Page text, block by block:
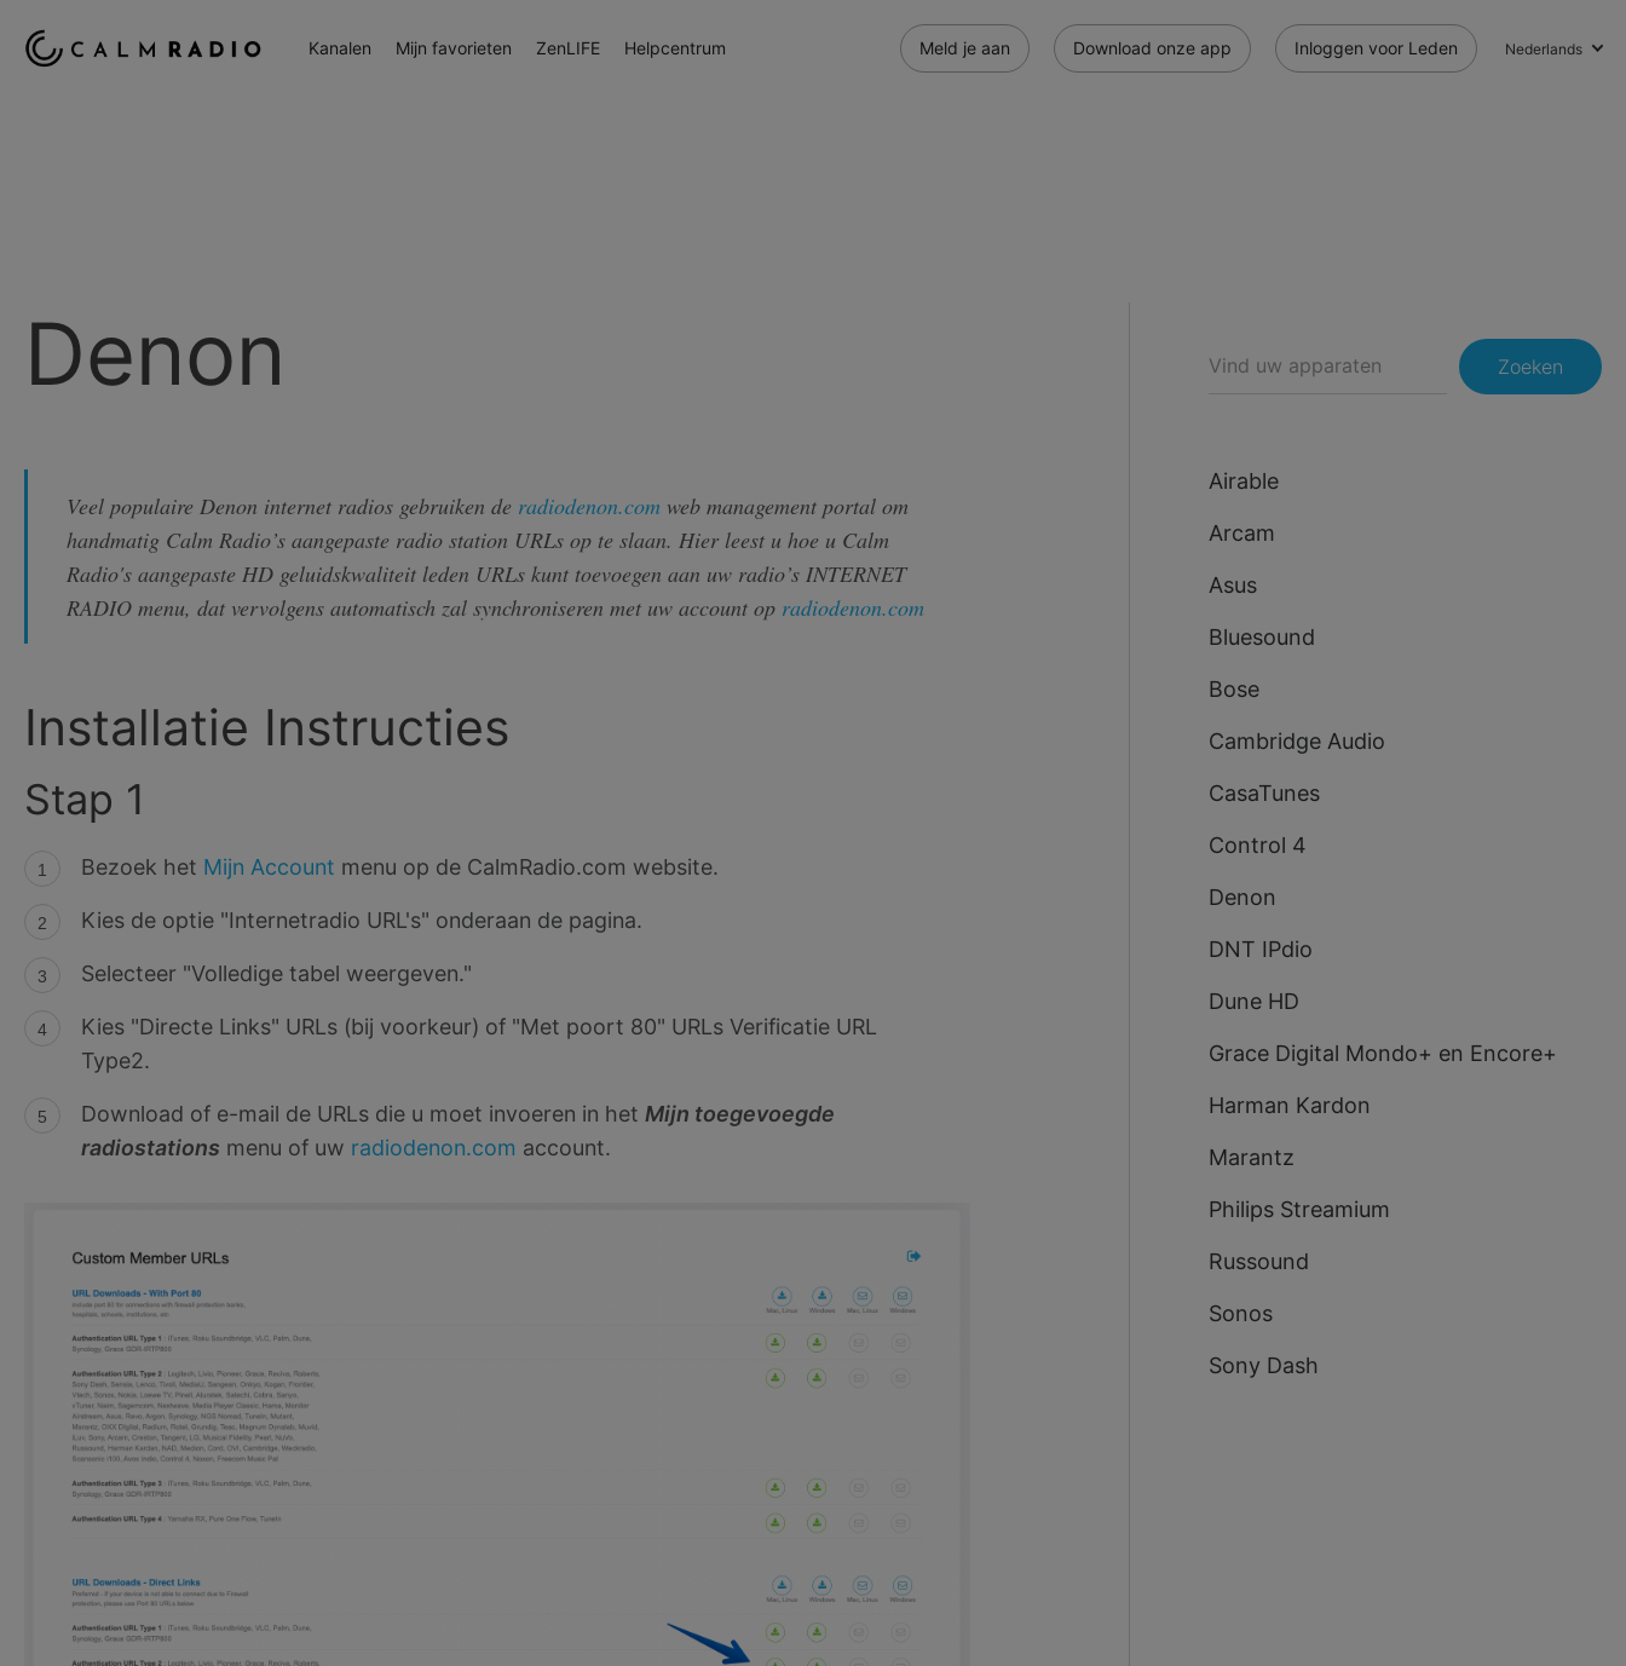
Kanalen Mijn favorieten ZenLIFE Helpcentrum Meld je aan Download onze app Inloggen voor Leden Nederlands
Denon
Veel populaire Denon internet radios gebruiken de radiodenon.com web management portal om
handmatig Calm Radio’s aangepaste radio station URLs op te slaan. Hier leest u hoe u Calm
Radio's aangepaste HD geluidskwaliteit leden URLs kunt toevoegen aan uw radio’s INTERNET
RADIO menu, dat vervolgens automatisch zal synchroniseren met uw account op radiodenon.com
Installatie Instructies
Stap 1
Bezoek het Mijn Account menu op de CalmRadio.com website.
Kies de optie "Internetradio URL's" onderaan de pagina.
Selecteer "Volledige tabel weergeven."
Kies "Directe Links" URLs (bij voorkeur) of "Met poort 80" URLs Verificatie URL
Type2.
Download of e-mail de URLs die u moet invoeren in het Mijn toegevoegde
radiostations menu of uw radiodenon.com account.
Zoeken
Airable
Arcam
Asus
Bluesound
Bose
Cambridge Audio
CasaTunes
Control 4
Denon
DNT IPdio
Dune HD
Grace Digital Mondo+ en Encore+
Harman Kardon
Marantz
Philips Streamium
Russound
Sonos
Sony Dash